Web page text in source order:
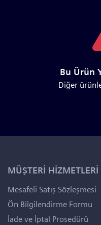
Bu Ürün
Diğer
MÜŞTERİ HİZMETLERİ
Mesafeli Satış Sözleşmesi
Ön Bilgilendirme Formu
İade ve İptal Prosedürü